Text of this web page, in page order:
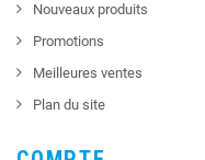
Nouveaux produits
Promotions
Meilleures ventes
Plan du site